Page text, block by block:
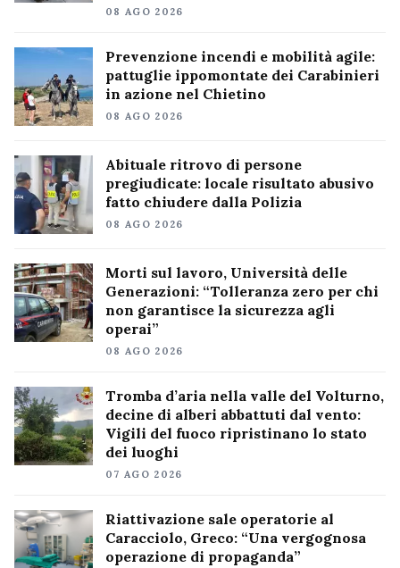
08 AGO 2026
Prevenzione incendi e mobilità agile:
pattuglie ippomontate dei Carabinieri
in azione nel Chietino
08 AGO 2026
Abituale ritrovo di persone
pregiudicate: locale risultato abusivo
fatto chiudere dalla Polizia
08 AGO 2026
Morti sul lavoro, Università delle
Generazioni: “Tolleranza zero per chi
non garantisce la sicurezza agli
operai”
08 AGO 2026
Tromba d’aria nella valle del Volturno,
decine di alberi abbattuti dal vento:
Vigili del fuoco ripristinano lo stato
dei luoghi
07 AGO 2026
Riattivazione sale operatorie al
Caracciolo, Greco: “Una vergognosa
operazione di propaganda”